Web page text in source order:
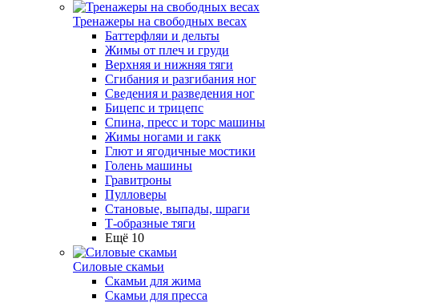
Тренажеры на свободных весах
Баттерфляи и дельты
Жимы от плеч и груди
Верхняя и нижняя тяги
Сгибания и разгибания ног
Сведения и разведения ног
Бицепс и трицепс
Спина, пресс и торс машины
Жимы ногами и гакк
Глют и ягодичные мостики
Голень машины
Гравитроны
Пулловеры
Становые, выпады, шраги
Т-образные тяги
Ещё 10
Силовые скамьи
Скамьи для жима
Скамьи для пресса